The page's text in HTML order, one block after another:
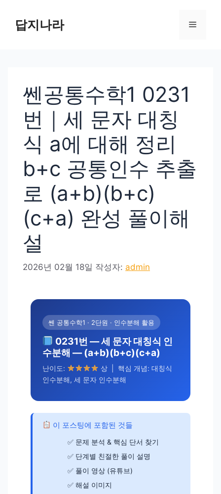
답지나라 메
쎈공통수학1 0231
번｜세 문자 대칭
식 a에 대해 정리
b+c 공통인수 추출
로 (a+b)(b+c)
(c+a) 완성 풀이해
설
2026년 02월 18일 작성자: admin
쎈 공통수학1 · 2단원 · 인수분해 활용
0231번 — 세 문자 대칭식 인
수분해 — (a+b)(b+c)(c+a)
난이도:
상 | 핵심 개념: 대칭식
인수분해, 세 문자 인수분해
이 포스팅에 포함된 것들
문제 분석 & 핵심 단서 찾기
단계별 친절한 풀이 설명
풀이 영상 (유튜브)
해설 이미지